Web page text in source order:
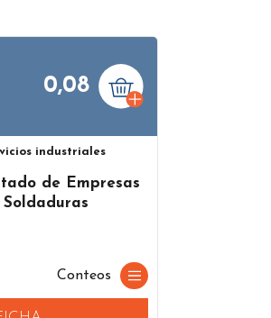
0,08
industriales
de Empresas
Soldaduras
Conteos